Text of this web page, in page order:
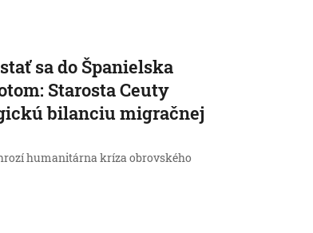
sa do Španielska
Starosta Ceuty
bilanciu migračnej
humanitárna kríza obrovského